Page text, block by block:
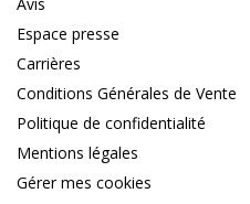
Espace presse
Carrières
Conditions Générales de Vente
Politique de confidentialité
Mentions légales
Gérer mes cookies